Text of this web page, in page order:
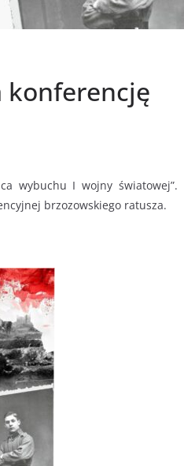
konferencję
wybuchu I wojny światowej”.
brzozowskiego ratusza.